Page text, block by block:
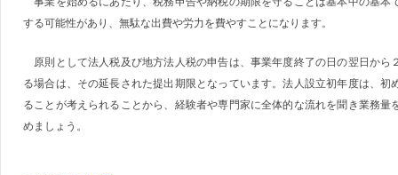
する可能性があり、無駄な出費や労力を費やすことになります。
原則として法人税及び地方法人税の申告は、事業年度終了の日の翌日から
る場合は、その延長された提出期限となっています。法人設立初年度は、
ることが考えられることから、経験者や専門家に全体的な流れを聞き業務
めましょう。